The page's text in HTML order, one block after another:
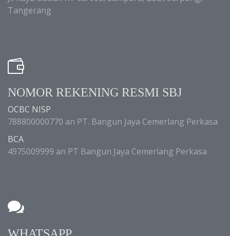
Tangerang
NOMOR REKENING RESMI SBJ
OCBC NISP
788800000770 an PT. Bangun Jaya Cemerlang Perkasa
BCA
4975009999 an PT Bangun Jaya Cemerlang Perkasa